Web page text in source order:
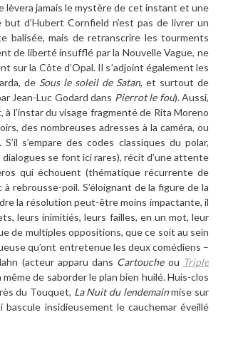
lèvera jamais le mystère de cet instant et une
but d’Hubert Cornfield n’est pas de livrer un
balisée, mais de retranscrire les tourments
de liberté insufflé par la Nouvelle Vague, ne
sur la Côte d’Opal. Il s’adjoint également les
de Sous le soleil de Satan, et surtout de
Jean-Luc Godard dans Pierrot le fou). Aussi,
à l’instar du visage fragmenté de Rita Moreno
des nombreuses adresses à la caméra, ou
S’il s’empare des codes classiques du polar,
se font ici rares), récit d’une attente
qui échouent (thématique récurrente de
à rebrousse-poil. S’éloignant de la figure de la
la résolution peut-être moins impactante, il
leurs inimitiés, leurs failles, en un mot, leur
de multiples oppositions, que ce soit au sein
qu’ont entretenue les deux comédiens –
(acteur apparu dans Cartoucheou Triple
même de saborder le plan bien huilé. Huis-clos
ès du Touquet, La Nuit du lendemainmise sur
bascule insidieusement le cauchemar éveillé